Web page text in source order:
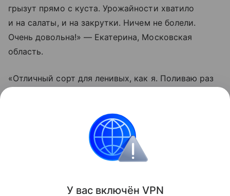
грызут прямо с куста. Урожайности хватило
и на салаты, и на закрутки. Ничем не болели.
Очень довольна!» — Екатерина, Московская
область.
«Отличный сорт для ленивых, как я. Поливаю раз
после дождей. Вкус действительно насыщенный.
Буду сажать еще», — Олег, Краснодарский край.
У вас включён VPN